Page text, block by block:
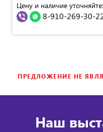
Цену и наличие уточняйте:
8-910-269-30-
ПРЕДЛОЖЕНИЕ НЕ
Наш